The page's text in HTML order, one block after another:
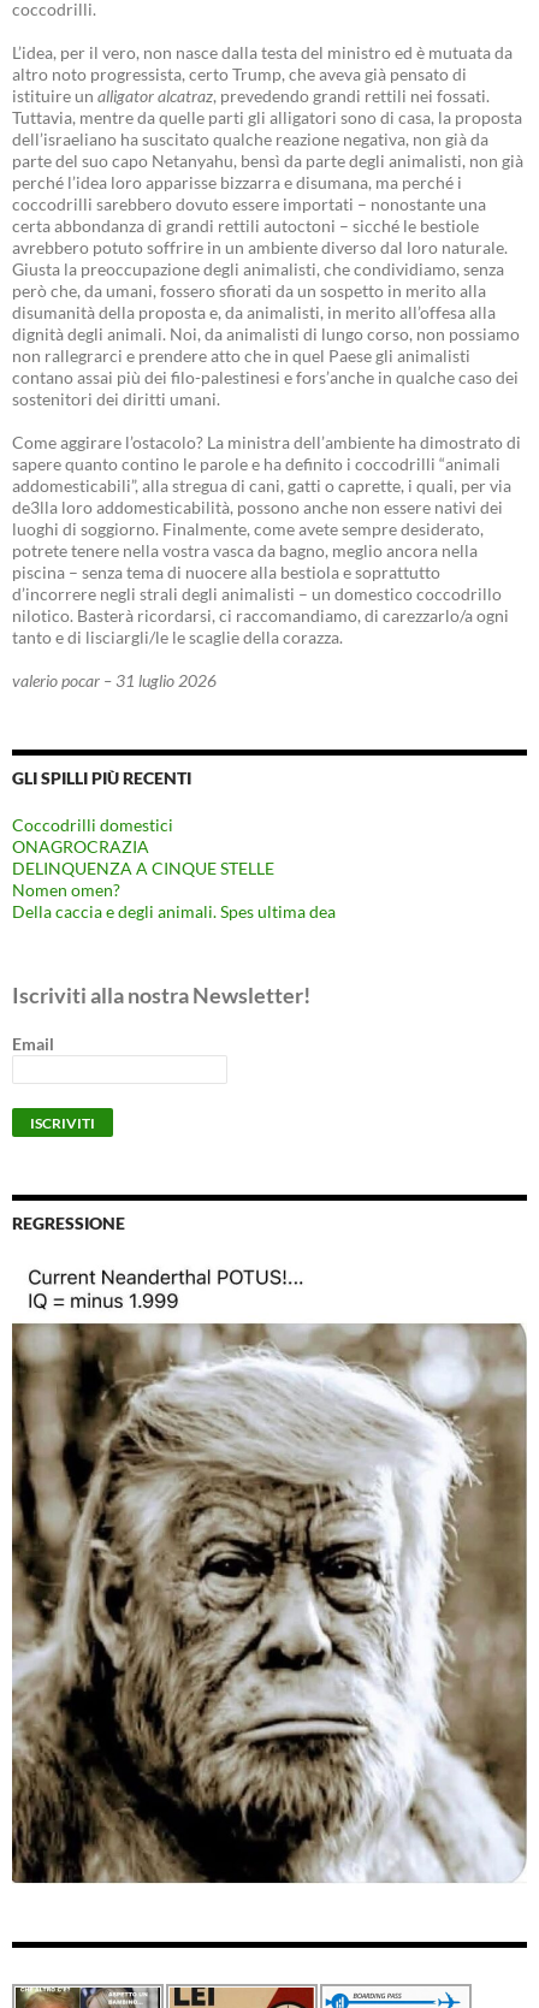
coccodrilli.
L’idea, per il vero, non nasce dalla testa del ministro ed è mutuata da
altro noto progressista, certo Trump, che aveva già pensato di
istituire un alligator alcatraz, prevedendo grandi rettili nei fossati.
Tuttavia, mentre da quelle parti gli alligatori sono di casa, la proposta
dell’israeliano ha suscitato qualche reazione negativa, non già da
parte del suo capo Netanyahu, bensì da parte degli animalisti, non già
perché l’idea loro apparisse bizzarra e disumana, ma perché i
coccodrilli sarebbero dovuto essere importati – nonostante una
certa abbondanza di grandi rettili autoctoni – sicché le bestiole
avrebbero potuto soffrire in un ambiente diverso dal loro naturale.
Giusta la preoccupazione degli animalisti, che condividiamo, senza
però che, da umani, fossero sfiorati da un sospetto in merito alla
disumanità della proposta e, da animalisti, in merito all’offesa alla
dignità degli animali. Noi, da animalisti di lungo corso, non possiamo
non rallegrarci e prendere atto che in quel Paese gli animalisti
contano assai più dei filo-palestinesi e fors’anche in qualche caso dei
sostenitori dei diritti umani.
Come aggirare l’ostacolo? La ministra dell’ambiente ha dimostrato di
sapere quanto contino le parole e ha definito i coccodrilli “animali
addomesticabili”, alla stregua di cani, gatti o caprette, i quali, per via
de3lla loro addomesticabilità, possono anche non essere nativi dei
luoghi di soggiorno. Finalmente, come avete sempre desiderato,
potrete tenere nella vostra vasca da bagno, meglio ancora nella
piscina – senza tema di nuocere alla bestiola e soprattutto
d’incorrere negli strali degli animalisti – un domestico coccodrillo
nilotico. Basterà ricordarsi, ci raccomandiamo, di carezzarlo/a ogni
tanto e di lisciargli/le le scaglie della corazza.
valerio pocar – 31 luglio 2026
GLI SPILLI PIÙ RECENTI
Coccodrilli domestici
ONAGROCRAZIA
DELINQUENZA A CINQUE STELLE
Nomen omen?
Della caccia e degli animali. Spes ultima dea
Iscriviti alla nostra Newsletter!
Email
REGRESSIONE